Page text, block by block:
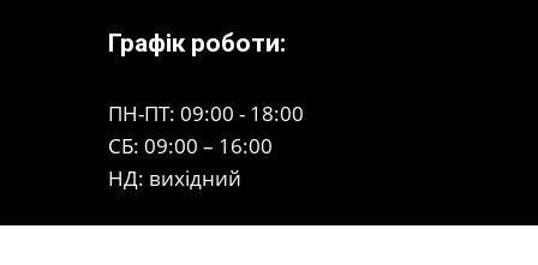
Графік роботи:
ПН-ПТ: 09:00 - 18:00
СБ: 09:00 – 16:00
НД: вихідний